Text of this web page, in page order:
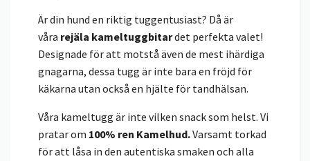
Är din hund en riktig tuggentusiast? Då är
våra rejäla kameltuggbitardet perfekta valet!
Designade för att motstå även de mest ihärdiga
gnagarna, dessa tugg är inte bara en fröjd för
käkarna utan också en hjälte för tandhälsan.
Våra kameltugg är inte vilken snack som helst. Vi
pratar om 100% ren Kamelhud.Varsamt torkad
för att låsa in den autentiska smaken och alla